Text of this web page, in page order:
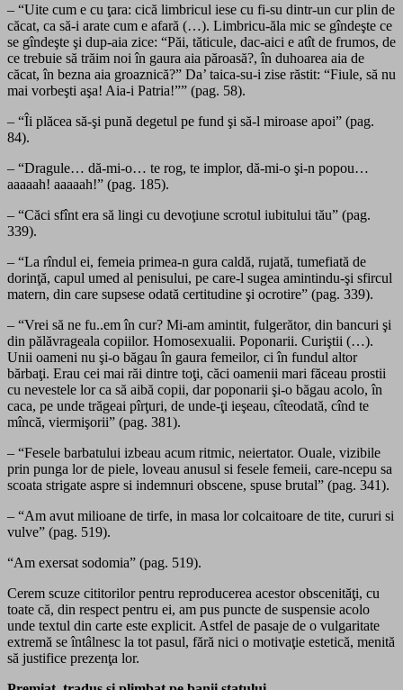
– “Uite cum e cu ţara: cică limbricul iese cu fi-su dintr-un cur plin de
căcat, ca să-i arate cum e afară (…). Limbricu-ăla mic se gîndeşte ce
se gîndeşte şi dup-aia zice: “Păi, tăticule, dac-aici e atît de frumos, de
ce trebuie să trăim noi în gaura aia păroasă?, în duhoarea aia de
căcat, în bezna aia groaznică?” Da’ taica-su-i zise răstit: “Fiule, să nu
mai vorbeşti aşa! Aia-i Patria!”” (pag. 58).
– “Îi plăcea să-şi pună degetul pe fund şi să-l miroase apoi” (pag.
84).
– “Dragule… dă-mi-o… te rog, te implor, dă-mi-o şi-n popou…
aaaaah! aaaaah!” (pag. 185).
– “Căci sfînt era să lingi cu devoţiune scrotul iubitului tău” (pag.
339).
– “La rîndul ei, femeia primea-n gura caldă, rujată, tumefiată de
dorinţă, capul umed al penisului, pe care-l sugea amintindu-şi sfircul
matern, din care supsese odată certitudine şi ocrotire” (pag. 339).
– “Vrei să ne fu..em în cur? Mi-am amintit, fulgerător, din bancuri şi
din pălăvrageala copiilor. Homosexualii. Poponarii. Curiştii (…).
Unii oameni nu şi-o băgau în gaura femeilor, ci în fundul altor
bărbaţi. Erau cei mai răi dintre toţi, căci oamenii mari făceau prostii
cu nevestele lor ca să aibă copii, dar poponarii şi-o băgau acolo, în
caca, pe unde trăgeai pîrţuri, de unde-ţi ieşeau, cîteodată, cînd te
mîncă, viermişorii” (pag. 381).
– “Fesele barbatului izbeau acum ritmic, neiertator. Ouale, vizibile
prin punga lor de piele, loveau anusul si fesele femeii, care-ncepu sa
scoata strigate aspre si indemnuri obscene, spuse brutal” (pag. 341).
– “Am avut milioane de tirfe, in masa lor colcaitoare de tite, cururi si
vulve” (pag. 519).
“Am exersat sodomia” (pag. 519).
Cerem scuze cititorilor pentru reproducerea acestor obscenităţi, cu
toate că, din respect pentru ei, am pus puncte de suspensie acolo
unde textul din carte este explicit. Astfel de pasaje de o vulgaritate
extremă se întâlnesc la tot pasul, fără nici o motivaţie estetică, menită
să justifice prezenţa lor.